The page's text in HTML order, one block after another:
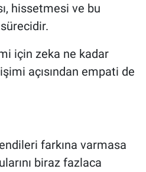
hissetmesi ve bu
için zeka ne kadar
açısından empati de
farkına varmasa
biraz fazlaca